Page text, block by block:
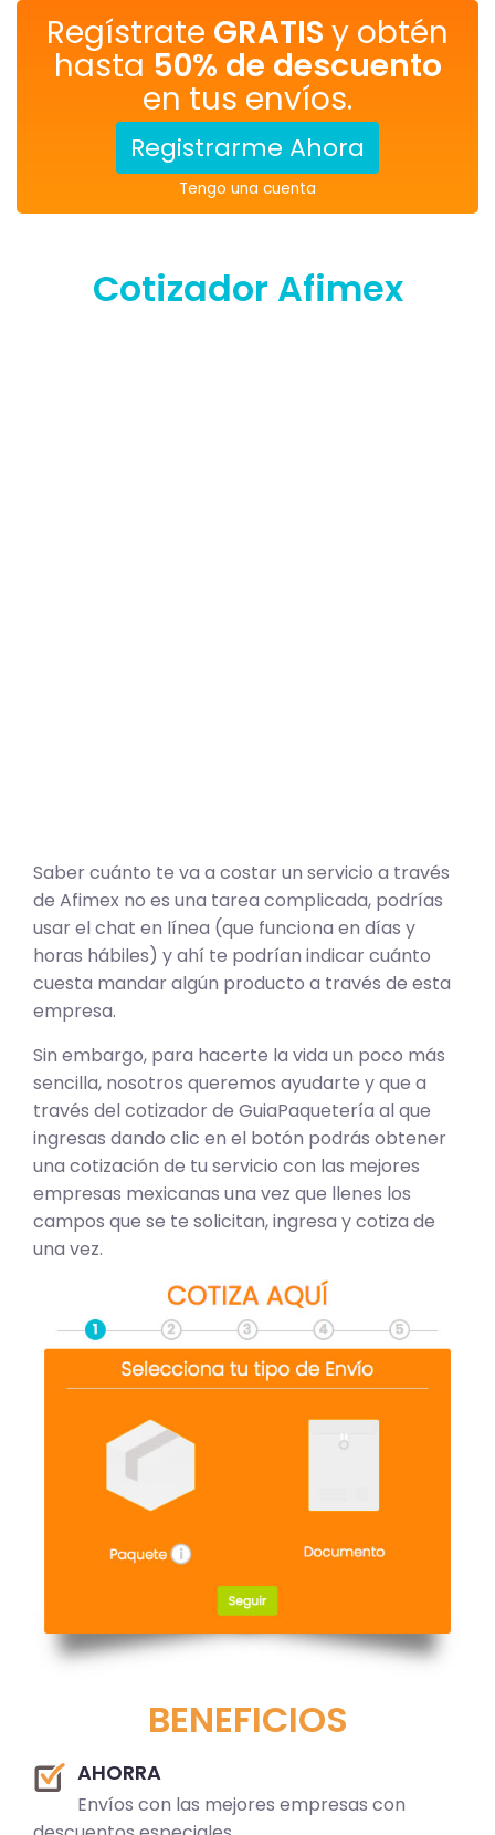
Regístrate GRATIS y obtén
hasta 50% de descuento
en tus envíos.
Registrarme Ahora
Tengo una cuenta
Cotizador Afimex
Saber cuánto te va a costar un servicio a través
de Afimex no es una tarea complicada, podrías
usar el chat en línea (que funciona en días y
horas hábiles) y ahí te podrían indicar cuánto
cuesta mandar algún producto a través de esta
empresa.
Sin embargo, para hacerte la vida un poco más
sencilla, nosotros queremos ayudarte y que a
través del cotizador de GuiaPaquetería al que
ingresas dando clic en el botón podrás obtener
una cotización de tu servicio con las mejores
empresas mexicanas una vez que llenes los
campos que se te solicitan, ingresa y cotiza de
una vez.
BENEFICIOS
AHORRA
Envíos con las mejores empresas con